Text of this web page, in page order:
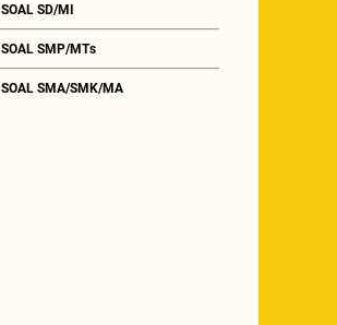
SD/MI
SMP/MTs
SOAL SMA/SMK/MA